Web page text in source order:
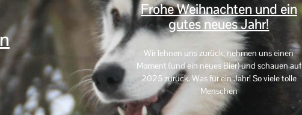
Frohe Weihnachten und ein
gutes neues Jahr!
Wir lehnen uns zurück, nehmen uns einen
Moment (und ein neues Bier) und schauen auf
2025 zurück. Was für ein Jahr! So viele tolle
Menschen